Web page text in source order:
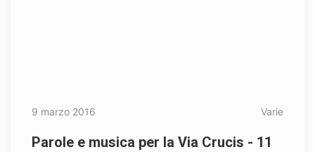
9 marzo 2016 Varie
Parole e musica per la Via Crucis - 11